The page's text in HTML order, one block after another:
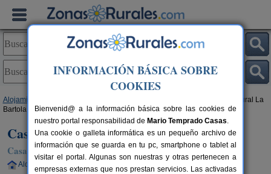
Alojamientos
> Casa Rural La
Bartola
Casa Rural La Bartola
Casa Rural en Castilforte (Guadalajara)
Alquiler completo 90 km de Guadalajara
INFORMACIÓN BÁSICA SOBRE
COOKIES
Bienvenid@ a la información básica sobre las cookies de
nuestro portal responsabilidad de Mario Temprado Casas.
Una cookie o galleta informática es un pequeño archivo de
información que se guarda en tu pc, smartphone o tablet al
visitar el portal. Algunas son nuestras y otras pertenecen a
empresas externas que nos prestan servicios. Las activadas